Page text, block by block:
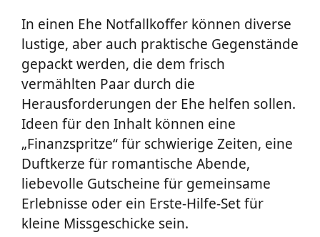
In einen Ehe Notfallkoffer können diverse
lustige, aber auch praktische Gegenstände
gepackt werden, die dem frisch
vermählten Paar durch die
Herausforderungen der Ehe helfen sollen.
Ideen für den Inhalt können eine
„Finanzspritze“ für schwierige Zeiten, eine
Duftkerze für romantische Abende,
liebevolle Gutscheine für gemeinsame
Erlebnisse oder ein Erste-Hilfe-Set für
kleine Missgeschicke sein.